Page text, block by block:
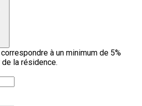
à un minimum de 5%
la résidence.